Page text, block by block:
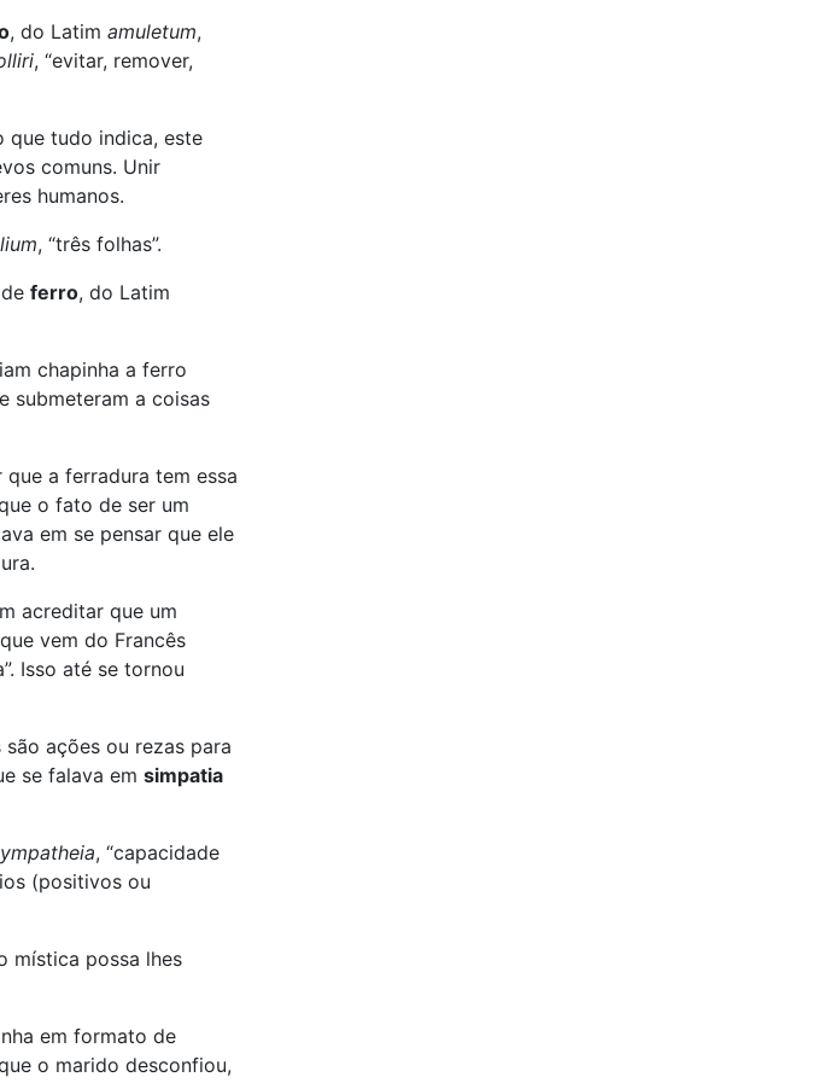
, do Latim amuletum,
, “evitar, remover,
que tudo indica, este
comuns. Unir
humanos.
, “três folhas”.
ferro, do Latim
chapinha a ferro
submeteram a coisas
a ferradura tem essa
o fato de ser um
em se pensar que ele
acreditar que um
vem do Francês
Isso até se tornou
ações ou rezas para
se falava em simpatia
, “capacidade
(positivos ou
mística possa lhes
em formato de
o marido desconfiou,